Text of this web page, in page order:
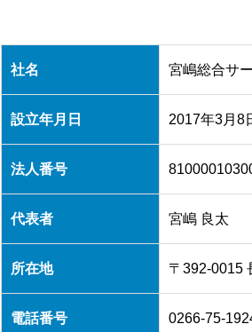
社名 宮嶋総合サ
設立年月日 2017年3月8
法人番号
代表者 宮嶋 良太
所在地 〒392-0015
電話番号 0266-75-